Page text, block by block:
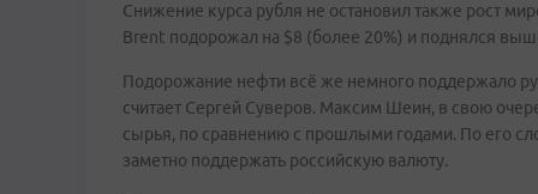
Снижение курса рубля не остановил также рост
Brent подорожал на $8 (более 20%) и поднялся
Подорожание нефти всё же немного поддержало
считает Сергей Суверов. Максим Шеин, в свою
сырья, по сравнению с прошлыми годами. По его
заметно поддержать российскую валюту.